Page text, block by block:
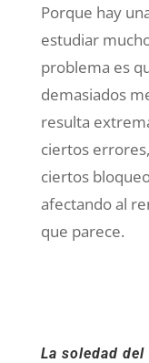
Porque hay
estudiar
problema es
demasiados
resulta
ciertos
ciertos
afectando al
que parece.
La soledad